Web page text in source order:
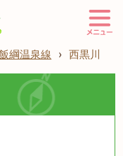
綱温泉線 › 西黒川